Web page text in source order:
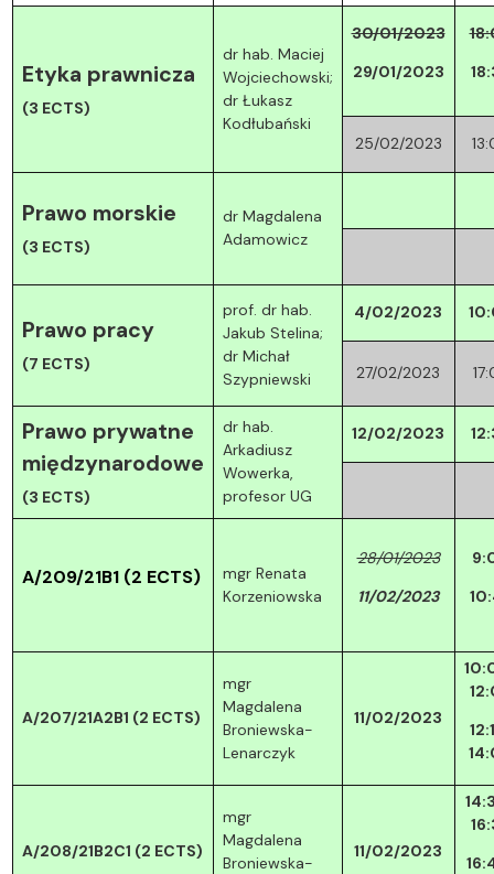
Etyka prawnicza
(3 ECTS)
dr hab. Maciej
Wojciechowski;
dr Łukasz
Kodłubański
30/01/2023
29/01/2023
25/02/2023
Prawo morskie
(3 ECTS)
dr Magdalena
Adamowicz
Prawo pracy
(7 ECTS)
prof. dr hab.
Jakub Stelina;
dr Michał
Szypniewski
4/02/2023
27/02/2023
Prawo prywatne
międzynarodowe
(3 ECTS)
dr hab.
Arkadiusz
Wowerka,
profesor UG
12/02/2023
A/209/21B1 (2 ECTS)
mgr Renata
Korzeniowska
28/01/2023
11/02/2023
A/207/21A2B1 (2 ECTS)
mgr
Magdalena
Broniewska-
Lenarczyk
11/02/2023
A/208/21B2C1 (2 ECTS)
mgr
Magdalena
Broniewska-
11/02/2023